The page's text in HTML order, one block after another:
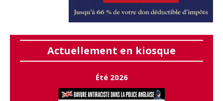
Actuellement en kiosque
Été 2026